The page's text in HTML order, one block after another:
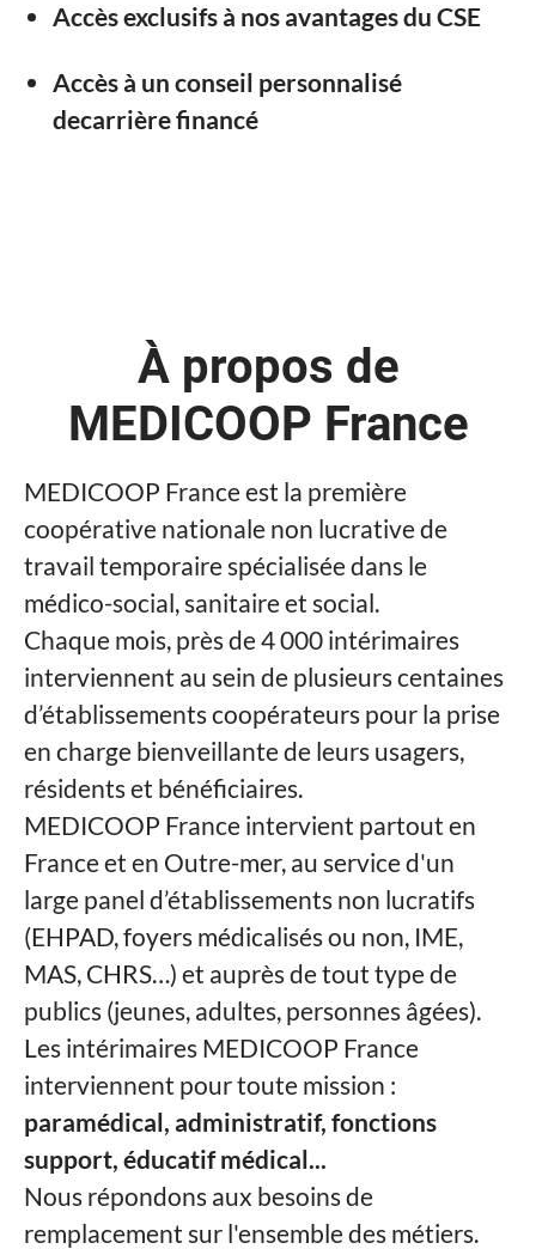
Accès exclusifs à nos avantages du CSE
Accès à un conseil personnalisé
decarrière financé
À propos de
MEDICOOP France
MEDICOOP France est la première
coopérative nationale non lucrative de
travail temporaire spécialisée dans le
médico-social, sanitaire et social.
Chaque mois, près de 4 000 intérimaires
interviennent au sein de plusieurs centaines
d’établissements coopérateurs pour la prise
en charge bienveillante de leurs usagers,
résidents et bénéficiaires.
MEDICOOP France intervient partout en
France et en Outre-mer, au service d'un
large panel d’établissements non lucratifs
(EHPAD, foyers médicalisés ou non, IME,
MAS, CHRS…) et auprès de tout type de
publics (jeunes, adultes, personnes âgées).
Les intérimaires MEDICOOP France
interviennent pour toute mission :
paramédical, administratif, fonctions
support, éducatif médical...
Nous répondons aux besoins de
remplacement sur l'ensemble des métiers.